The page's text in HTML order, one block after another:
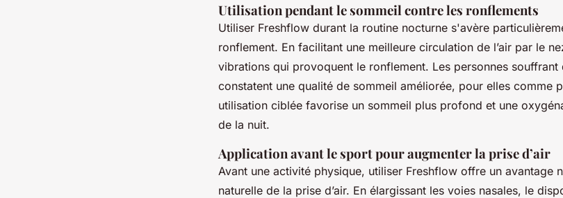
Utilisation pendant le sommeil contre les ronflements
Utiliser Freshflow durant la routine nocturne s'avère
ronflement. En facilitant une meilleure circulation de l’air par le
vibrations qui provoquent le ronflement. Les personnes
constatent une qualité de sommeil améliorée, pour elles comme
utilisation ciblée favorise un sommeil plus profond et une
de la nuit.
Application avant le sport pour augmenter la prise d’air
Avant une activité physique, utiliser Freshflow offre un avantage
naturelle de la prise d’air. En élargissant les voies nasales, le